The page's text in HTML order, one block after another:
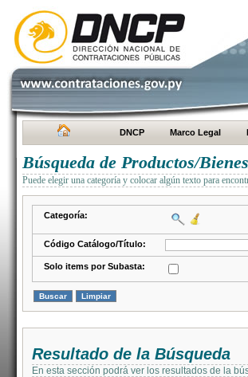
DNCP Marco Legal
Búsqueda de Productos/
Puede elegir una categoría y colocar algún texto para
Categoría:
Código Catálogo/Título:
Solo items por Subasta:
Resultado de la Búsqueda
En esta sección podrá ver los resultados de la